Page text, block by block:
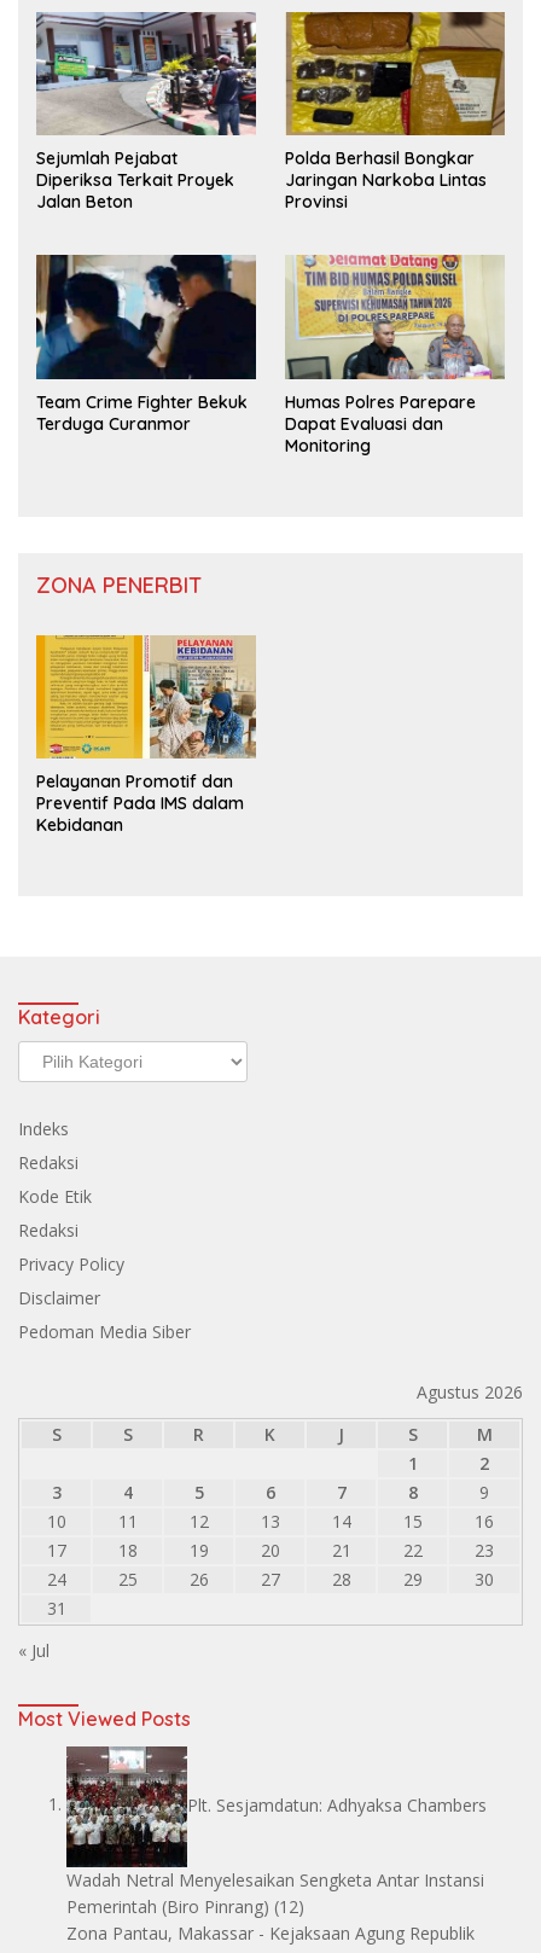
Sejumlah Pejabat
Diperiksa Terkait Proyek
Jalan Beton
Polda Berhasil Bongkar
Jaringan Narkoba Lintas
Provinsi
Team Crime Fighter Bekuk
Terduga Curanmor
Humas Polres Parepare
Dapat Evaluasi dan
Monitoring
ZONA PENERBIT
Pelayanan Promotif dan
Preventif Pada IMS dalam
Kebidanan
Kategori
Kategori
Indeks
Redaksi
Kode Etik
Redaksi
Privacy Policy
Disclaimer
Pedoman Media Siber
Agustus 2026
S
S R K J S
M
1
2
3
4 5 6 7 8
9
10
11 12 13 14 15
16
17
18 19 20 21 22
23
24
25 26 27 28 29
30
31
« Jul
Most Viewed Posts
Plt. Sesjamdatun: Adhyaksa Chambers
Wadah Netral Menyelesaikan Sengketa Antar Instansi
Pemerintah (Biro Pinrang) (12)
Zona Pantau, Makassar - Kejaksaan Agung Republik